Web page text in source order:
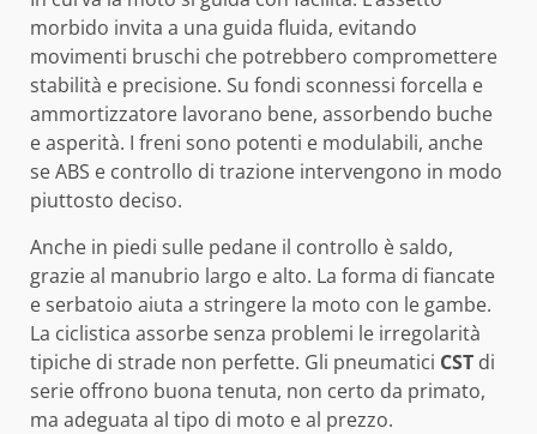
morbido invita a una guida fluida, evitando
movimenti bruschi che potrebbero compromettere
stabilità e precisione. Su fondi sconnessi forcella e
ammortizzatore lavorano bene, assorbendo buche
e asperità. I freni sono potenti e modulabili, anche
se ABS e controllo di trazione intervengono in modo
piuttosto deciso.
Anche in piedi sulle pedane il controllo è saldo,
grazie al manubrio largo e alto. La forma di fiancate
e serbatoio aiuta a stringere la moto con le gambe.
La ciclistica assorbe senza problemi le irregolarità
tipiche di strade non perfette. Gli pneumatici CST di
serie offrono buona tenuta, non certo da primato,
ma adeguata al tipo di moto e al prezzo.